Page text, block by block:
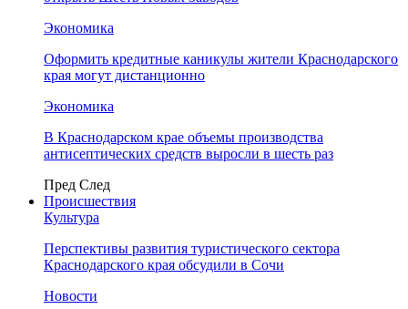
Экономика
Оформить кредитные каникулы жители Краснодарского
края могут дистанционно
Экономика
В Краснодарском крае объемы производства
антисептических средств выросли в шесть раз
Пред След
Происшествия
Культура
Перспективы развития туристического сектора
Краснодарского края обсудили в Сочи
Новости